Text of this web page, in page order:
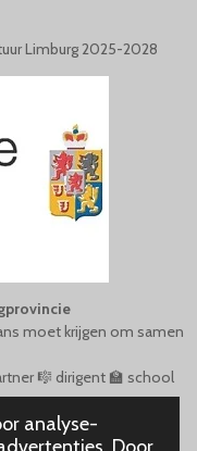
analyse-
Limburg 2025-2028
moet krijgen om samen
🎼 dirigent 🏫 school
.